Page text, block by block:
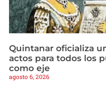
Quintanar oficializa
actos para todos los
como eje
agosto 6, 2026